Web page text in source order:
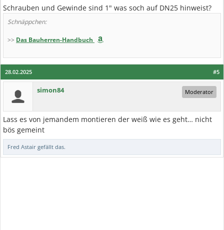
Schrauben und Gewinde sind 1" was soch auf DN25 hinweist?
Schnäppchen:
>> Das Bauherren-Handbuch
#5
28.02.2025
simon84 Moderator
Lass es von jemandem montieren der weiß wie es geht… nicht
bös gemeint
Fred Astair gefällt das.